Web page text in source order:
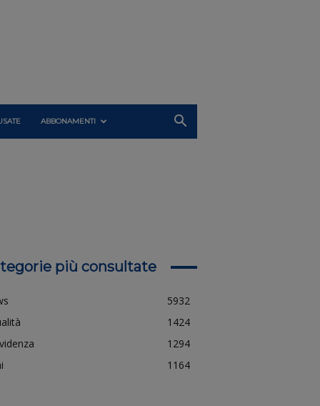
ABBONAMENTI
più consultate
5932
1424
1294
1164